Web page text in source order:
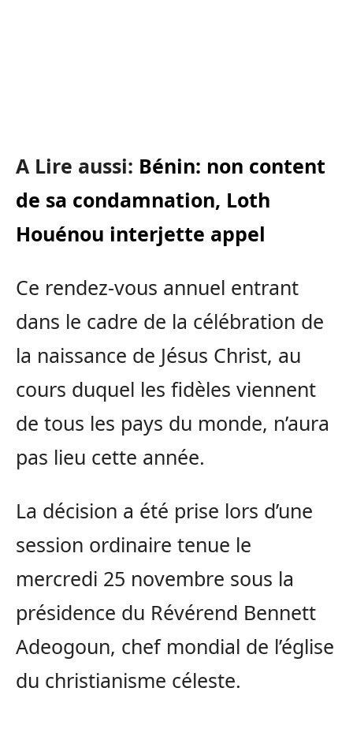
A Lire aussi: Bénin: non content
de sa condamnation, Loth
Houénou interjette appel
Ce rendez-vous annuel entrant
dans le cadre de la célébration de
la naissance de Jésus Christ, au
cours duquel les fidèles viennent
de tous les pays du monde, n’aura
pas lieu cette année.
La décision a été prise lors d’une
session ordinaire tenue le
mercredi 25 novembre sous la
présidence du Révérend Bennett
Adeogoun, chef mondial de l’église
du christianisme céleste.